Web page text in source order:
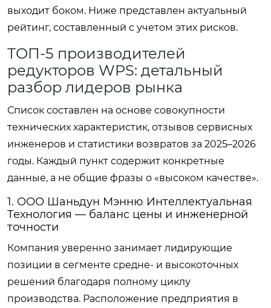
выходит боком. Ниже представлен актуальный
рейтинг, составленный с учетом этих рисков.
ТОП-5 производителей
редукторов WPS: детальный
разбор лидеров рынка
Список составлен на основе совокупности
технических характеристик, отзывов сервисных
инженеров и статистики возвратов за 2025–2026
годы. Каждый пункт содержит конкретные
данные, а не общие фразы о «высоком качестве».
1. ООО Шаньдун Мэнню Интеллектуальная
Технология — баланс цены и инженерной
точности
Компания уверенно занимает лидирующие
позиции в сегменте средне- и высокоточных
решений благодаря полному циклу
производства. Расположение предприятия в